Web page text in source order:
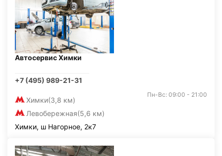
Автосервис Химки
+7 (495) 989-21-31
Химки(3,8 км)
Левобережная(5,6 км)
Пн-Вс: 09:00 - 21:00
Химки, ш Нагорное, 2к7